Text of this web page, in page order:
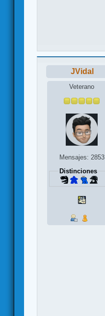
JVidal
Veterano
Mensajes: 2853
Distinciones